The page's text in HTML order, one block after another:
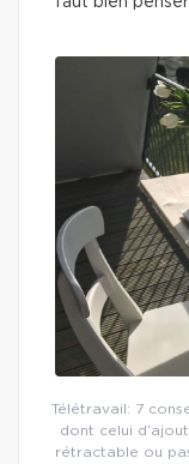
Télétravail: 7
dont celui
rétractable ou